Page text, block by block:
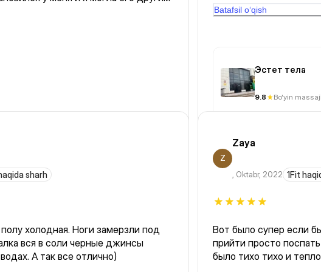
сверх уан фита
ситуация была не
Batafsil o‘qish
Эстет тела
9.8 Bo'yin massaji
sharh
холодная. Ноги замерзли под
вся в соли черные джинсы
А так все отлично)
Z
Zaya
, Oktabr, 2022 1Fit
Вот было супер если
прийти просто
было тихо тихо и